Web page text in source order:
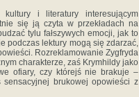
i literatury interesującym
się ją czyta w przekładach na
tylu fałszywych emocji, jak to
podczas lektury mogą się zdarzać,
Rozreklamowanie Zygfryda
charakterze, zaś Krymhildy jako
ofiary, czy którejś nie brakuje –
sensacyjnej brukowej opowieści z